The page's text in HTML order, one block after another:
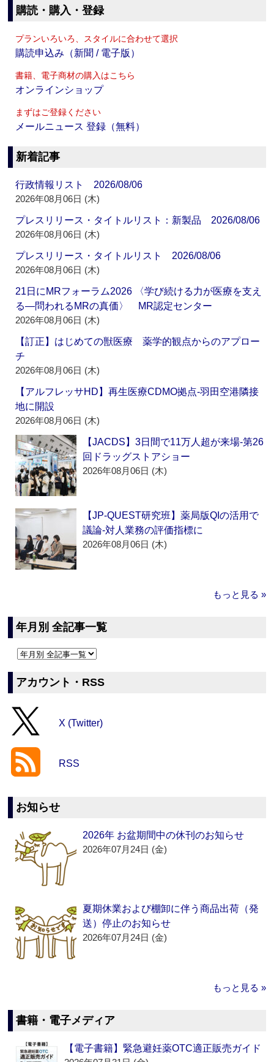
購読・購入・登録
プランいろいろ、スタイルに合わせて選択
購読申込み（新聞 / 電子版）
書籍、電子商材の購入はこちら
オンラインショップ
まずはご登録ください
メールニュース 登録（無料）
新着記事
行政情報リスト 2026/08/06
2026年08月06日 (木)
プレスリリース・タイトルリスト：新製品 2026/08/06
2026年08月06日 (木)
プレスリリース・タイトルリスト 2026/08/06
2026年08月06日 (木)
21日にMRフォーラム2026 〈学び続ける力が医療を支え
る―問われるMRの真価〉 MR認定センター
2026年08月06日 (木)
【訂正】はじめての獣医療 薬学的観点からのアプロー
チ
2026年08月06日 (木)
【アルフレッサHD】再生医療CDMO拠点‐羽田空港隣接
地に開設
2026年08月06日 (木)
【JACDS】3日間で11万人超が来場‐第26
回ドラッグストアショー
2026年08月06日 (木)
【JP-QUEST研究班】薬局版QIの活用で
議論‐対人業務の評価指標に
2026年08月06日 (木)
もっと見る »
年月別 全記事一覧
アカウント・RSS
X (Twitter)
RSS
お知らせ
2026年 お盆期間中の休刊のお知らせ
2026年07月24日 (金)
夏期休業および棚卸に伴う商品出荷（発
送）停止のお知らせ
2026年07月24日 (金)
もっと見る »
書籍・電子メディア
【電子書籍】緊急避妊薬OTC適正販売ガイド